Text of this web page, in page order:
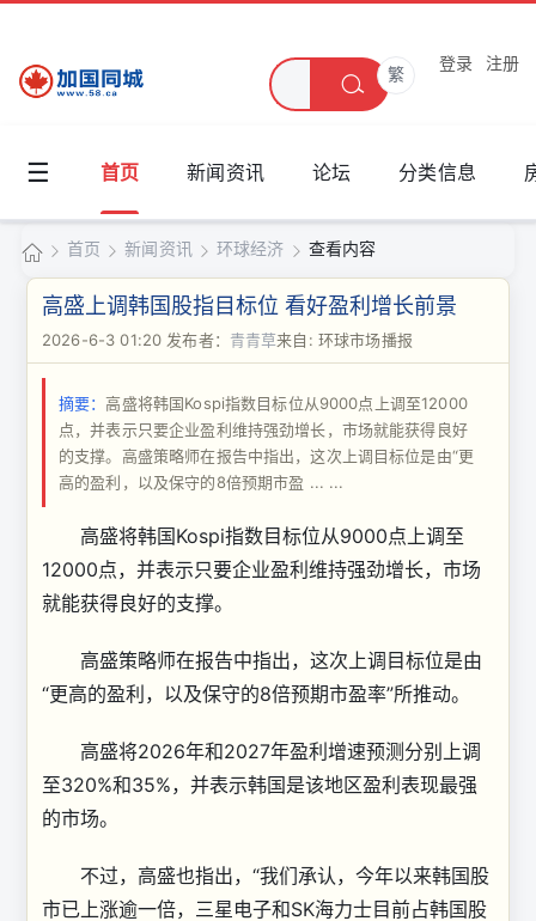
繁
登录 注册
☰ 首页 新闻资讯 论坛 分类信息
加
同
›
首页
›
新闻资讯
›
环球经济
›
查看内容
高盛上调韩国股指目标位 看好盈利增长前景
2026-6-3 01:20 发布者： 青青草来自: 环球市场播报
摘要：高盛将韩国Kospi指数目标位从9000点上调至12000
点，并表示只要企业盈利维持强劲增长，市场就能获得良好
的支撑。高盛策略师在报告中指出，这次上调目标位是由“更
高的盈利，以及保守的8倍预期市盈 ... ...
高盛将韩国Kospi指数目标位从9000点上调至
12000点，并表示只要企业盈利维持强劲增长，市场
就能获得良好的支撑。
高盛策略师在报告中指出，这次上调目标位是由
“更高的盈利，以及保守的8倍预期市盈率”所推动。
高盛将2026年和2027年盈利增速预测分别上调
至320%和35%，并表示韩国是该地区盈利表现最强
的市场。
不过，高盛也指出，“我们承认，今年以来韩国股
市已上涨逾一倍，三星电子和SK海力士目前占韩国股